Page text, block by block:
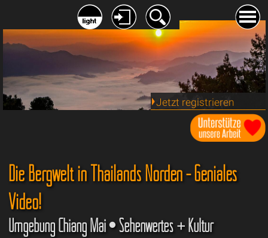
Jetzt registrieren
Die Bergwelt in Thailands Norden - Geniales
Video!
Umgebung Chiang Mai • Sehenwertes + Kultur